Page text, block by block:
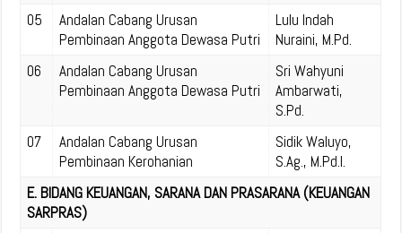
05
Andalan Cabang Urusan
Pembinaan Anggota Dewasa Putri
Lulu Indah
Nuraini, M.Pd.
06
Andalan Cabang Urusan
Pembinaan Anggota Dewasa Putri
Sri Wahyuni
Ambarwati,
S.Pd.
07
Andalan Cabang Urusan
Pembinaan Kerohanian
Sidik Waluyo,
S.Ag., M.Pd.I.
E. BIDANG KEUANGAN, SARANA DAN PRASARANA (KEUANGAN
SARPRAS)